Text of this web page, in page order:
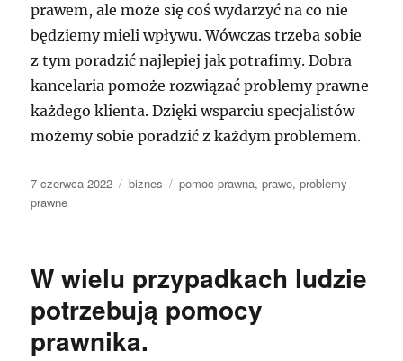
prawem, ale może się coś wydarzyć na co nie
będziemy mieli wpływu. Wówczas trzeba sobie
z tym poradzić najlepiej jak potrafimy. Dobra
kancelaria pomoże rozwiązać problemy prawne
każdego klienta. Dzięki wsparciu specjalistów
możemy sobie poradzić z każdym problemem.
Data
publikacji
7 czerwca 2022 Kategorie
biznes Tagi
pomoc prawna,prawo,problemy
prawne
W wielu przypadkach ludzie
potrzebują pomocy
prawnika.